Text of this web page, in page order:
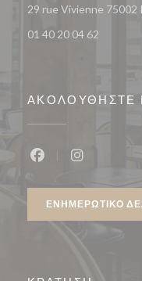
29 rue Vivienne 75002
01 40 20 04 62
ΑΚΟΛΟΥΘΉΣΤΕ
ΕΝΗΜΕΡΩΤΙΚΌ